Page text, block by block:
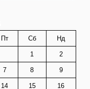
Пт Сб Нд
1 2
7 8 9
14 15 16